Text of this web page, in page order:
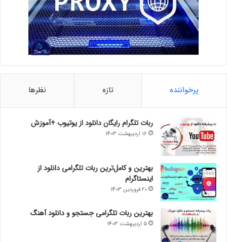
پرخواننده تازه نظرها
ربات تلگرام رایگان دانلود از یوتیوب +آموزش
16 اردیبهشت 1403
بهترین و کامل‌ترین ربات تلگرامی دانلود از
اینستاگرام
20 فروردین 1403
بهترین ربات تلگرامی جستجو و دانلود آهنگ
5 اردیبهشت 1403